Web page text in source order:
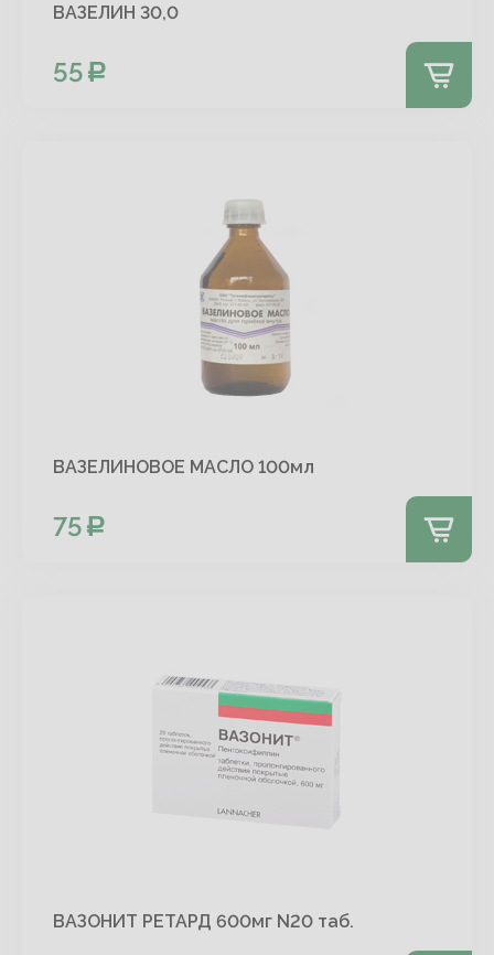
ВАЗЕЛИН 30,0
55
ВАЗЕЛИНОВОЕ МАСЛО 100мл
75
ВАЗОНИТ РЕТАРД 600мг N20 таб.